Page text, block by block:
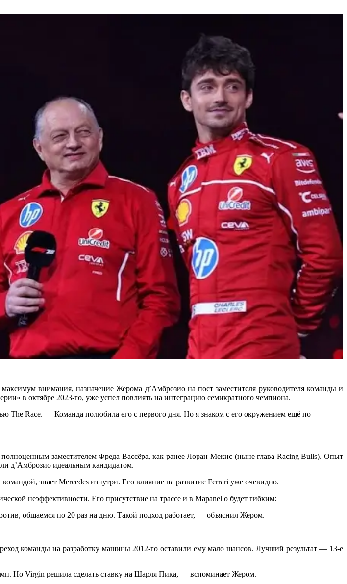
внимания, назначение Жерома д’Амброзио на пост заместителя руководителя команды и
в октябре 2023-го, уже успел повлиять на интеграцию семикратного чемпиона.
Race. — Команда полюбила его с первого дня. Но я знаком с его окружением ещё по
заместителем Фреда Вассёра, как ранее Лоран Мекис (ныне глава Racing Bulls). Опыт
д’Амброзио идеальным кандидатом.
знает Mercedes изнутри. Его влияние на развитие Ferrari уже очевидно.
неэффективности. Его присутствие на трассе и в Марanello будет гибким:
общаемся по 20 раз на дню. Такой подход работает, — объяснил Жером.
команды на разработку машины 2012-го оставили ему мало шансов. Лучший результат — 13-е
Но Virgin решила сделать ставку на Шарля Пика, — вспоминает Жером.